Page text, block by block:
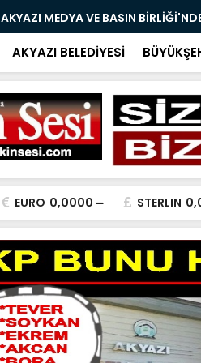
AKYAZI MEDYA VE BASIN
HAYIRLI OLSUN ZİYARETİ
AKYAZI BELEDİYESİ
EURO 0,0000 STERLIN